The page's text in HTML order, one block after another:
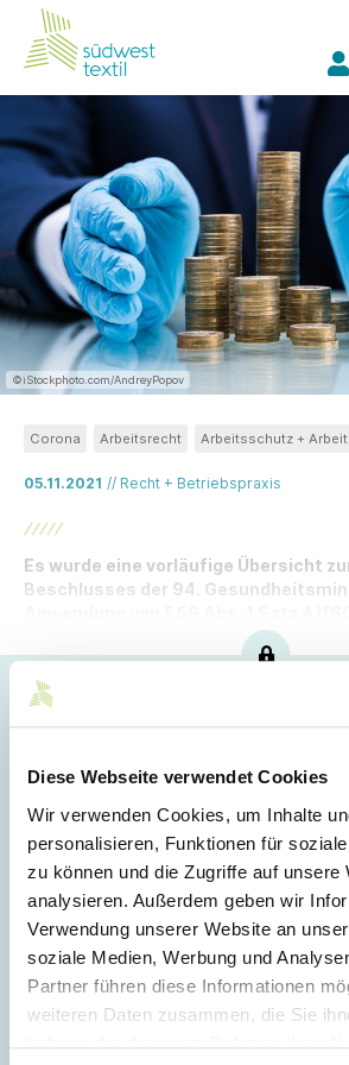
Diese Webseite verwendet Cookies
Wir verwenden Cookies, um Inhalte
personalisieren, Funktionen für
zu können und die Zugriffe auf unsere
analysieren. Außerdem geben wir
Verwendung unserer Website an
soziale Medien, Werbung und
Partner führen diese Informationen
weiteren Daten zusammen, die Sie
©iStockphoto.com/AndreyPopov
05.11.2021 // Recht + Betriebspraxis
Corona Arbeitsrecht Arbeitsschutz +
Es wurde eine vorläufige Übersicht
Beschlusses der 94.
Bundesländern veröffentlicht.
Login
E-Mail
Passwort